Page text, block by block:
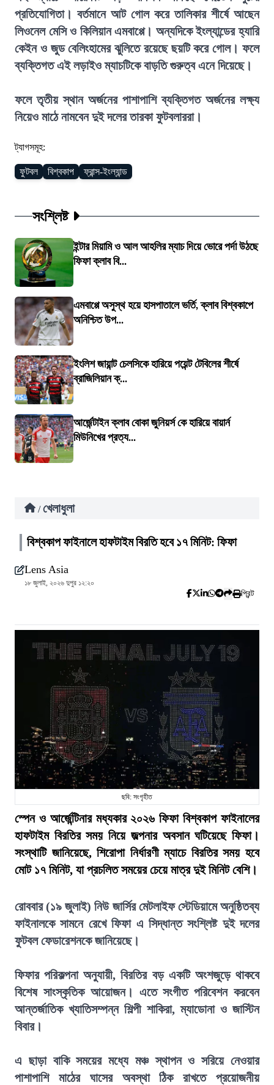
প্রতিযোগিতা। বর্তমানে আট গোল করে তালিকার শীর্ষে আছেন
লিওনেল মেসি ও কিলিয়ান এমবাপ্পে। অন্যদিকে ইংল্যান্ডের হ্যারি
কেইন ও জুড বেলিংহামের ঝুলিতে রয়েছে ছয়টি করে গোল। ফলে
ব্যক্তিগত এই লড়াইও ম্যাচটিকে বাড়তি গুরুত্ব এনে দিয়েছে।
ফলে তৃতীয় স্থান অর্জনের পাশাপাশি ব্যক্তিগত অর্জনের লক্ষ্য
নিয়েও মাঠে নামবেন দুই দলের তারকা ফুটবলাররা।
ট্যাগসমূহ:
ফুটবল বিশ্বকাপ ফ্রান্স-ইংল্যান্ড
সংশ্লিষ্ট
ইন্টার মিয়ামি ও আল আহলির ম্যাচ দিয়ে ভোরে পর্দা উঠছে
ফিফা ক্লাব বি...
এমবাপ্পে অসুস্থ হয়ে হাসপাতালে ভর্তি, ক্লাব বিশ্বকাপে
অনিশ্চিত উপ...
ইংলিশ জায়ান্ট চেলসিকে হারিয়ে পয়েন্ট টেবিলের শীর্ষে
ব্রাজিলিয়ান ক্...
আর্জেন্টাইন ক্লাব বোকা জুনিয়র্স কে হারিয়ে বায়ার্ন
মিউনিখের প্রত্য...
/ খেলাধুলা
বিশ্বকাপ ফাইনালে হাফটাইম বিরতি হবে ১৭ মিনিট: ফিফা
Lens Asia
১৮ জুলাই, ২০২৬ দুপুর ১২:২০
প্রিন্ট
ছবি: সংগৃহীত
স্পেন ও আর্জেন্টিনার মধ্যকার ২০২৬ ফিফা বিশ্বকাপ ফাইনালের
হাফটাইম বিরতির সময় নিয়ে জল্পনার অবসান ঘটিয়েছে ফিফা।
সংস্থাটি জানিয়েছে, শিরোপা নির্ধারণী ম্যাচে বিরতির সময় হবে
মোট ১৭ মিনিট, যা প্রচলিত সময়ের চেয়ে মাত্র দুই মিনিট বেশি।
রোববার (১৯ জুলাই) নিউ জার্সির মেটলাইফ স্টেডিয়ামে অনুষ্ঠিতব্য
ফাইনালকে সামনে রেখে ফিফা এ সিদ্ধান্ত সংশ্লিষ্ট দুই দলের
ফুটবল ফেডারেশনকে জানিয়েছে।
ফিফার পরিকল্পনা অনুযায়ী, বিরতির বড় একটি অংশজুড়ে থাকবে
বিশেষ সাংস্কৃতিক আয়োজন। এতে সংগীত পরিবেশন করবেন
আন্তর্জাতিক খ্যাতিসম্পন্ন শিল্পী শাকিরা, ম্যাডোনা ও জাস্টিন
বিবার।
এ ছাড়া বাকি সময়ের মধ্যে মঞ্চ স্থাপন ও সরিয়ে নেওয়ার
পাশাপাশি মাঠের ঘাসের অবস্থা ঠিক রাখতে প্রয়োজনীয়